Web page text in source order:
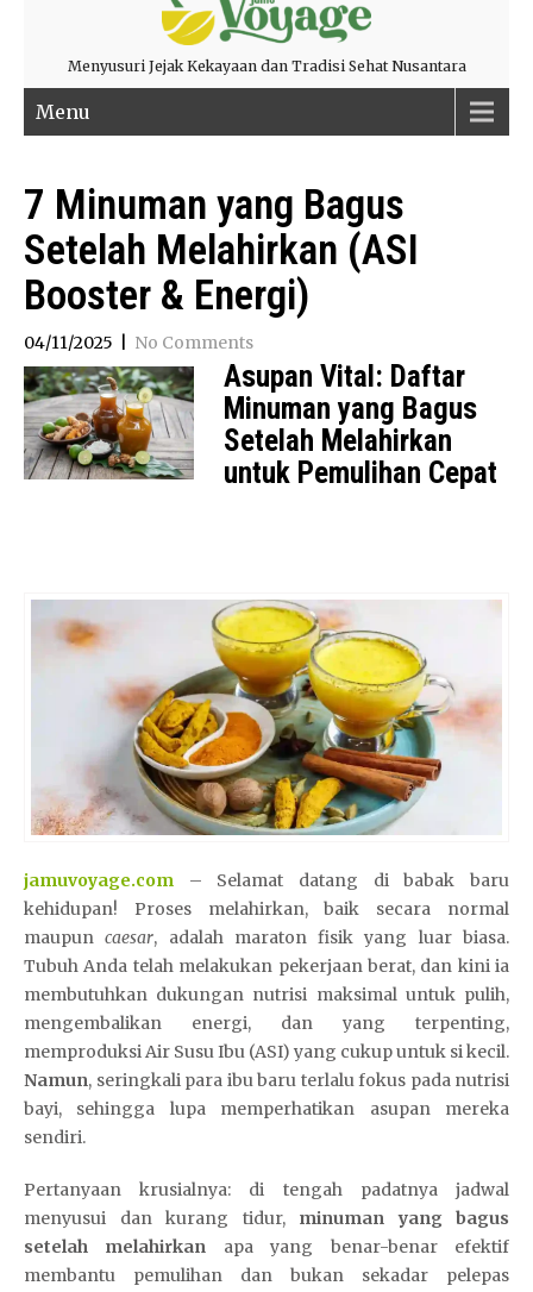
Menyusuri Jejak Kekayaan dan Tradisi Sehat Nusantara
Menu
7 Minuman yang Bagus
Setelah Melahirkan (ASI
Booster & Energi)
04/11/2025 No Comments
Asupan Vital: Daftar
Minuman yang Bagus
Setelah Melahirkan
untuk Pemulihan Cepat
jamuvoyage.com – Selamat datang di babak baru
kehidupan! Proses melahirkan, baik secara normal
maupuncaesar, adalah maraton fisik yang luar biasa.
Tubuh Anda telah melakukan pekerjaan berat, dan kini ia
membutuhkan dukungan nutrisi maksimal untuk pulih,
mengembalikan energi, dan yang terpenting,
memproduksi Air Susu Ibu (ASI) yang cukup untuk si kecil.
Namun, seringkali para ibu baru terlalu fokus pada nutrisi
bayi, sehingga lupa memperhatikan asupan mereka
sendiri.
w
a
t
o
Pertanyaan krusialnya: di tengah padatnya jadwal
menyusui dan kurang tidur, minuman yang bagus
setelah melahirkan apa yang benar-benar efektif
membantu pemulihan dan bukan sekadar pelepas